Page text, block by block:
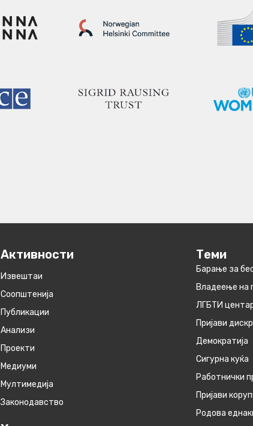
Активности
Извештаи
Соопштенија
Публикации
Анализи
Проекти
Медиуми
Мултимедија
Законодавство
Теми
Барање за
Владеење на
ЛГБТИ
Пријави
Демократија
Сигурна куќа
Работнички
Пријави
Родова